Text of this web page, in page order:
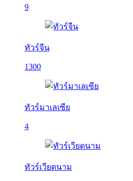
9
ทัวร์จีน
1300
ทัวร์มาเลเซีย
4
ทัวร์เวียดนาม